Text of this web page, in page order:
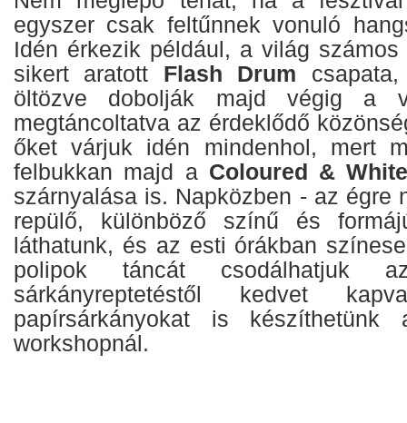
egyszer csak feltűnnek vonuló
Idén érkezik például, a világ
sikert aratott Flash Drum
öltözve dobolják majd végig a
megtáncoltatva az érdeklődő
őket várjuk idén mindenhol, mert
felbukkan majd a Coloured &
szárnyalása is. Napközben - az égre
repülő, különböző színű és
láthatunk, és az esti órákban
polipok táncát csodálhatjuk
sárkányreptetéstől kedvet
papírsárkányokat is készíthetünk
workshopnál.